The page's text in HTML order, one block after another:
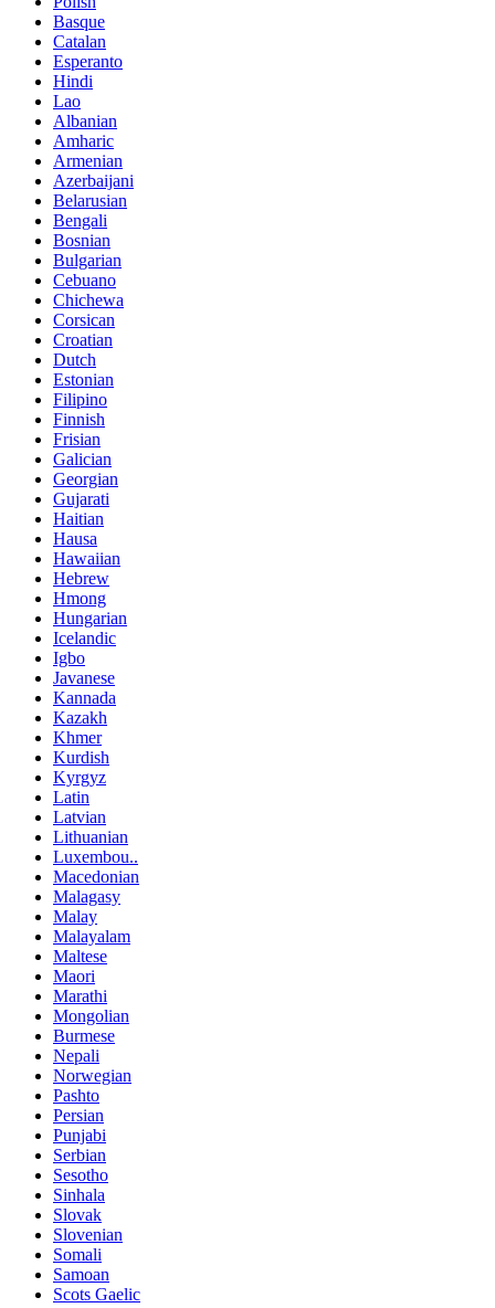
Basque
Catalan
Esperanto
Hindi
Lao
Albanian
Amharic
Armenian
Azerbaijani
Belarusian
Bengali
Bosnian
Bulgarian
Cebuano
Chichewa
Corsican
Croatian
Dutch
Estonian
Filipino
Finnish
Frisian
Galician
Georgian
Gujarati
Haitian
Hausa
Hawaiian
Hebrew
Hmong
Hungarian
Icelandic
Igbo
Javanese
Kannada
Kazakh
Khmer
Kurdish
Kyrgyz
Latin
Latvian
Lithuanian
Luxembou..
Macedonian
Malagasy
Malay
Malayalam
Maltese
Maori
Marathi
Mongolian
Burmese
Nepali
Norwegian
Pashto
Persian
Punjabi
Serbian
Sesotho
Sinhala
Slovak
Slovenian
Somali
Samoan
Scots Gaelic